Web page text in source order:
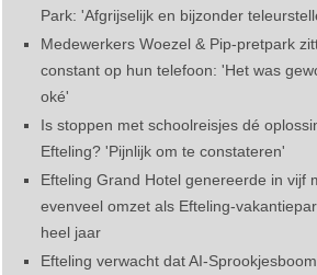
Park: 'Afgrijselijk en bijzonder
Medewerkers Woezel & Pip-pretpark
constant op hun telefoon: 'Het was
oké'
Is stoppen met schoolreisjes dé
Efteling? 'Pijnlijk om te constateren'
Efteling Grand Hotel genereerde in vijf
evenveel omzet als Efteling-
heel jaar
Efteling verwacht dat AI-